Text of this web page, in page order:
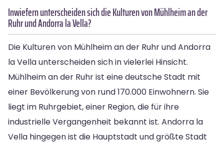
Inwiefern unterscheiden sich die Kulturen von Mühlheim an der
Ruhr und Andorra la Vella?
Die Kulturen von Mühlheim an der Ruhr und Andorra
la Vella unterscheiden sich in vielerlei Hinsicht.
Mühlheim an der Ruhr ist eine deutsche Stadt mit
einer Bevölkerung von rund 170.000 Einwohnern. Sie
liegt im Ruhrgebiet, einer Region, die für ihre
industrielle Vergangenheit bekannt ist. Andorra la
Vella hingegen ist die Hauptstadt und größte Stadt